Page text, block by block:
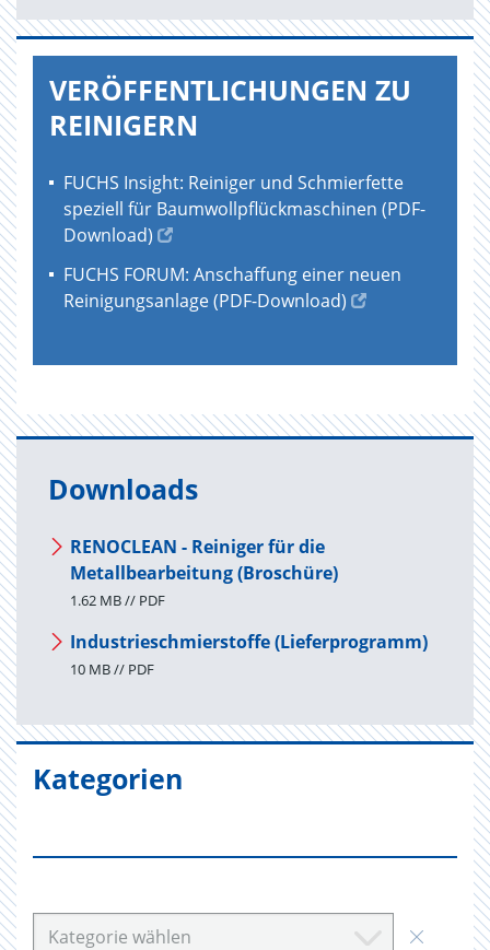
VERÖFFENTLICHUNGEN ZU
REINIGERN
FUCHS Insight: Reiniger und Schmierfette
speziell für Baumwollpflückmaschinen (PDF-
Download)
FUCHS FORUM: Anschaffung einer neuen
Reinigungsanlage (PDF-Download)
Downloads
RENOCLEAN - Reiniger für die
Metallbearbeitung (Broschüre)
1.62 MB // PDF
Industrieschmierstoffe (Lieferprogramm)
10 MB // PDF
Kategorien
Kategorie wählen